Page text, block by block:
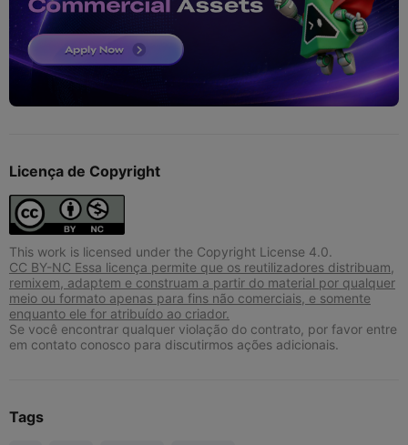
Licença de Copyright
This work is licensed under the Copyright License 4.0.
CC BY-NC Essa licença permite que os reutilizadores distribuam,
remixem, adaptem e construam a partir do material por qualquer
meio ou formato apenas para fins não comerciais, e somente
enquanto ele for atribuído ao criador.
Se você encontrar qualquer violação do contrato, por favor entre
em contato conosco para discutirmos ações adicionais.
Tags